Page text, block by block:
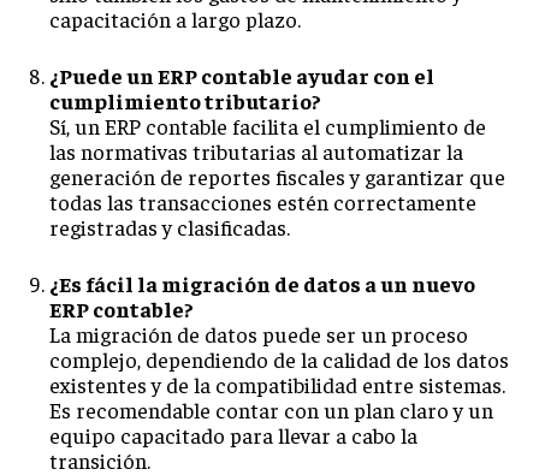
capacitación a largo plazo.
¿Puede un ERP contable ayudar con el
cumplimiento tributario?
Sí, un ERP contable facilita el cumplimiento de
las normativas tributarias al automatizar la
generación de reportes fiscales y garantizar que
todas las transacciones estén correctamente
registradas y clasificadas.
¿Es fácil la migración de datos a un nuevo
ERP contable?
La migración de datos puede ser un proceso
complejo, dependiendo de la calidad de los datos
existentes y de la compatibilidad entre sistemas.
Es recomendable contar con un plan claro y un
equipo capacitado para llevar a cabo la
transición.